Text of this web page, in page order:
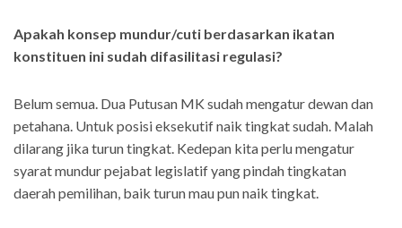
Apakah konsep mundur/cuti berdasarkan ikatan
konstituen ini sudah difasilitasi regulasi?
Belum semua. Dua Putusan MK sudah mengatur dewan dan
petahana. Untuk posisi eksekutif naik tingkat sudah. Malah
dilarang jika turun tingkat. Kedepan kita perlu mengatur
syarat mundur pejabat legislatif yang pindah tingkatan
daerah pemilihan, baik turun mau pun naik tingkat.